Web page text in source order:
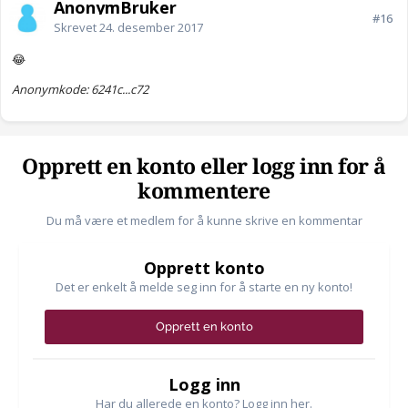
AnonymBruker
Skrevet24. desember 2017
#16
😂
Anonymkode: 6241c...c72
Opprett en konto eller logg inn for å
kommentere
Du må være et medlem for å kunne skrive en kommentar
Opprett konto
Det er enkelt å melde seg inn for å starte en ny konto!
Opprett en konto
Logg inn
Har du allerede en konto? Logg inn her.